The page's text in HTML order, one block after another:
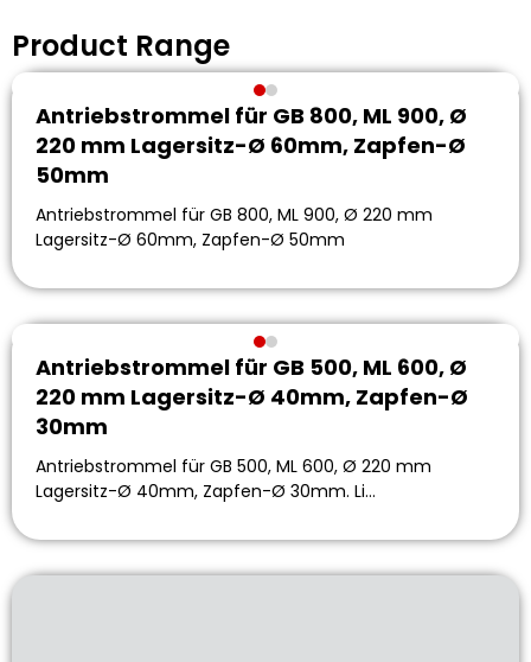
Product Range
Antriebstrommel für GB 800, ML 900, Ø
220 mm Lagersitz-Ø 60mm, Zapfen-Ø
50mm
Antriebstrommel für GB 800, ML 900, Ø 220 mm
Lagersitz-Ø 60mm, Zapfen-Ø 50mm
Antriebstrommel für GB 500, ML 600, Ø
220 mm Lagersitz-Ø 40mm, Zapfen-Ø
30mm
Antriebstrommel für GB 500, ML 600, Ø 220 mm
Lagersitz-Ø 40mm, Zapfen-Ø 30mm. Li…